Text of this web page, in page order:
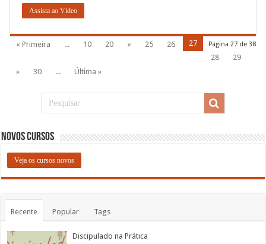
Assista ao Vídeo
Página 27 de 38
« Primeira ... 10 20 « 25 26
27
28
29
»
30 ... Última »
Novos Cursos
Veja os cursos novos
Recente Popular Tags
Discipulado na Prática